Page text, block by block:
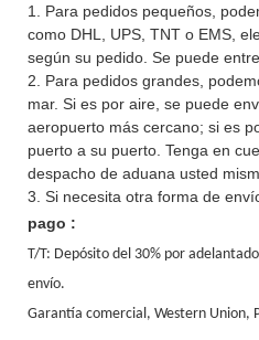
1. Para pedidos pequeños,
como DHL, UPS, TNT o EMS,
según su pedido. Se puede
2. Para pedidos grandes,
mar. Si es por aire, se puede
aeropuerto más cercano; si es
puerto a su puerto. Tenga en
despacho de aduana usted
3. Si necesita otra forma de
pago :
T/T: Depósito del 30% por
envío.
Garantía comercial, Western Union,